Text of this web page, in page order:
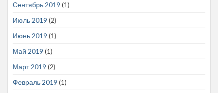
Сентябрь 2019 (1)
Июль 2019 (2)
Июнь 2019 (1)
Май 2019 (1)
Март 2019 (2)
Февраль 2019 (1)